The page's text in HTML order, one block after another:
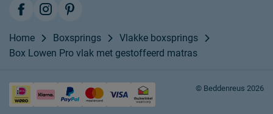
Home Boxsprings
Vlakke boxsprings
Box Lowen Pro vlak met gestoffeerd matras
© Beddenreus 2026